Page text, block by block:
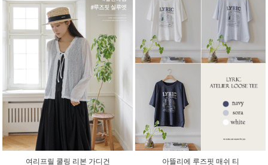
여리프릴 쿨링 리본 가디건 아뜰리에 루즈핏 매쉬 티